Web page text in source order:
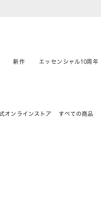
新作 エッセンシャル10周年
オンラインストア すべての商品